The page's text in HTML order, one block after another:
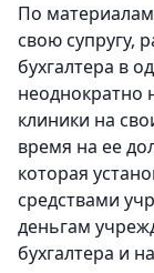
По
свою супругу,
бухгалтера в
неоднократно
клиники на
время на ее
которая
средствами
деньгам
бухгалтера и